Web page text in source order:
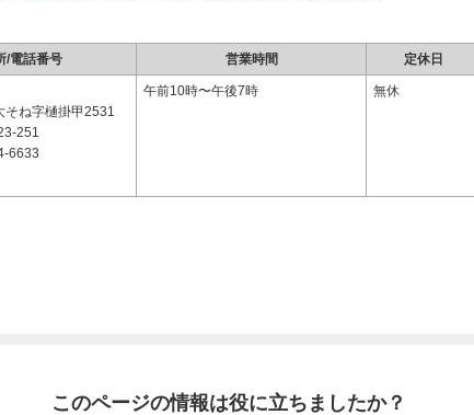
/電話番号 営業時間 定休日
そね字樋掛甲2531
251
6633
午前10時〜午後7時 無休
このページの情報は役に立ちましたか？